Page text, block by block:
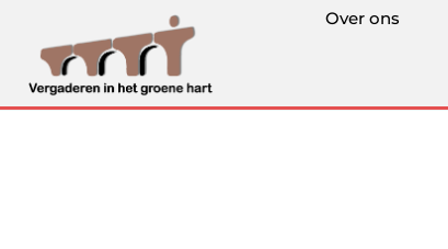
Over ons